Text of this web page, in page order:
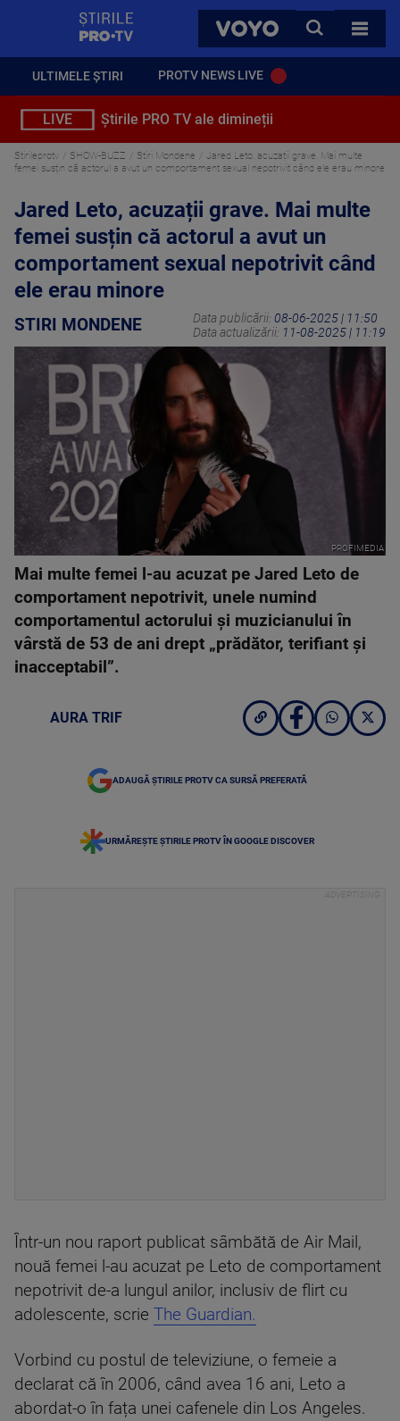
VOYO
CAUTA
TOATE
ULTIMELE ȘTIRI PROTV NEWS LIVE
LIVE Știrile PRO TV ale dimineții
Stirileprotv SHOW-BUZZ Stiri Mondene
Jared Leto, acuzații grave. Mai multe
femei susțin că actorul a avut un comportament sexual nepotrivit când ele erau minore
Jared Leto, acuzații grave. Mai multe
femei susțin că actorul a avut un
comportament sexual nepotrivit când
ele erau minore
STIRI MONDENE Data publicării: 08-06-2025 | 11:50
Data actualizării: 11-08-2025 | 11:19
PROFIMEDIA
Mai multe femei l-au acuzat pe Jared Leto de
comportament nepotrivit, unele numind
comportamentul actorului și muzicianului în
vârstă de 53 de ani drept „prădător, terifiant și
inacceptabil”.
AURA TRIF
ADAUGĂ ȘTIRILE PROTV CA SURSĂ PREFERATĂ
URMĂREȘTE ȘTIRILE PROTV ÎN GOOGLE DISCOVER
Într-un nou raport publicat sâmbătă de Air Mail,
nouă femei l-au acuzat pe Leto de comportament
nepotrivit de-a lungul anilor, inclusiv de flirt cu
adolescente, scrie The Guardian.
Vorbind cu postul de televiziune, o femeie a
declarat că în 2006, când avea 16 ani, Leto a
abordat-o în fața unei cafenele din Los Angeles.